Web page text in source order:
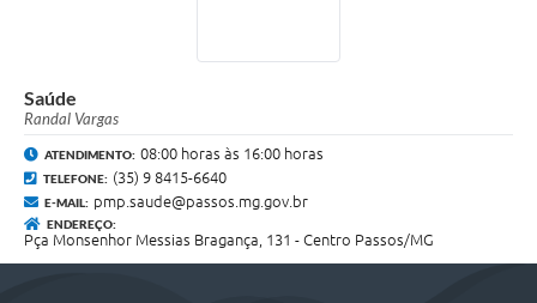
Saúde
Randal Vargas
ATENDIMENTO: 08:00 horas às 16:00 horas
TELEFONE: (35) 9 8415-6640
E-MAIL: pmp.saude@passos.mg.gov.br
ENDEREÇO:
Pça Monsenhor Messias Bragança, 131 - Centro Passos/MG